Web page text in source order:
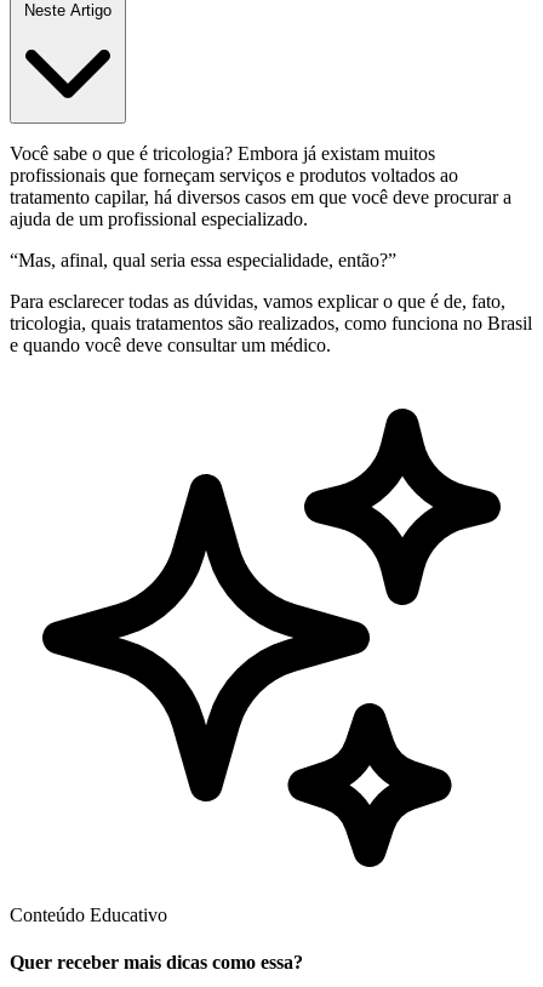
Neste Artigo
Você sabe o que é tricologia? Embora já existam muitos
profissionais que forneçam serviços e produtos voltados ao
tratamento capilar, há diversos casos em que você deve procurar a
ajuda de um profissional especializado.
“Mas, afinal, qual seria essa especialidade, então?”
Para esclarecer todas as dúvidas, vamos explicar o que é de, fato,
tricologia, quais tratamentos são realizados, como funciona no Brasil
e quando você deve consultar um médico.
Conteúdo Educativo
Quer receber mais dicas como essa?